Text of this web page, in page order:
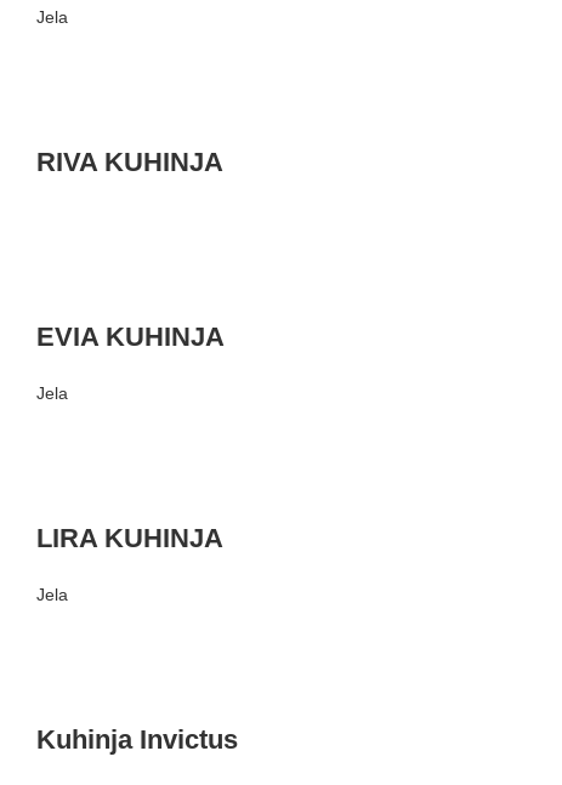
Jela
RIVA KUHINJA
EVIA KUHINJA
Jela
LIRA KUHINJA
Jela
Kuhinja Invictus